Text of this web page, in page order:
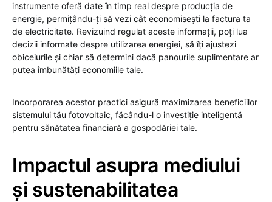
instrumente oferă date în timp real despre producția de
energie, permițându-ți să vezi cât economisești la factura ta
de electricitate. Revizuind regulat aceste informații, poți lua
decizii informate despre utilizarea energiei, să îți ajustezi
obiceiurile și chiar să determini dacă panourile suplimentare ar
putea îmbunătăți economiile tale.
Incorporarea acestor practici asigură maximizarea beneficiilor
sistemului tău fotovoltaic, făcându-l o investiție inteligentă
pentru sănătatea financiară a gospodăriei tale.
Impactul asupra mediului
și sustenabilitatea